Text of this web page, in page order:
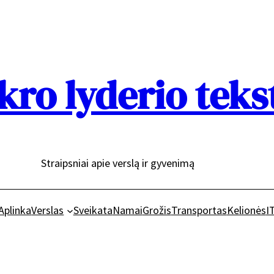
lyderio
Straipsniai apie verslą ir gyvenimą
Verslas SveikataNamaiGrožisTransportasKelionės